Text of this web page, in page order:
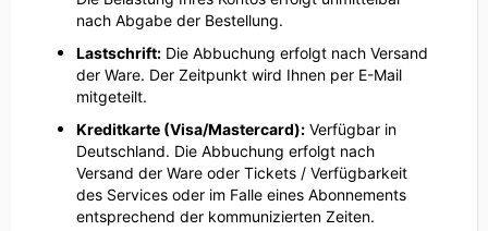
nach Abgabe der Bestellung.
Lastschrift: Die Abbuchung erfolgt nach Versand
der Ware. Der Zeitpunkt wird Ihnen per E-Mail
mitgeteilt.
Kreditkarte (Visa/Mastercard): Verfügbar in
Deutschland. Die Abbuchung erfolgt nach
Versand der Ware oder Tickets / Verfügbarkeit
des Services oder im Falle eines Abonnements
entsprechend der kommunizierten Zeiten.